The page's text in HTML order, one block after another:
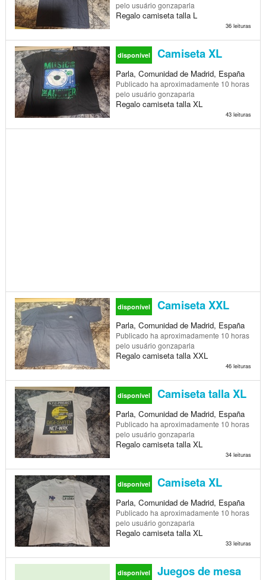
pelo usuário gonzaparla
Regalo camiseta talla L
36 leituras
disponível Camiseta XL
Parla, Comunidad de Madrid, España
Publicado ha aproximadamente 10 horas
pelo usuário gonzaparla
Regalo camiseta talla XL
43 leituras
disponível Camiseta XXL
Parla, Comunidad de Madrid, España
Publicado ha aproximadamente 10 horas
pelo usuário gonzaparla
Regalo camiseta talla XXL
46 leituras
disponível Camiseta talla XL
Parla, Comunidad de Madrid, España
Publicado ha aproximadamente 10 horas
pelo usuário gonzaparla
Regalo camiseta talla XL
34 leituras
disponível Camiseta XL
Parla, Comunidad de Madrid, España
Publicado ha aproximadamente 10 horas
pelo usuário gonzaparla
Regalo camiseta talla XL
33 leituras
disponível Juegos de mesa